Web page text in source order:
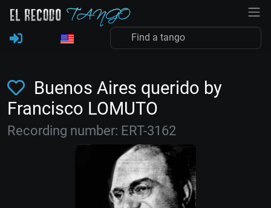
Buenos Aires querido by
Francisco LOMUTO
Recording number: ERT-3162